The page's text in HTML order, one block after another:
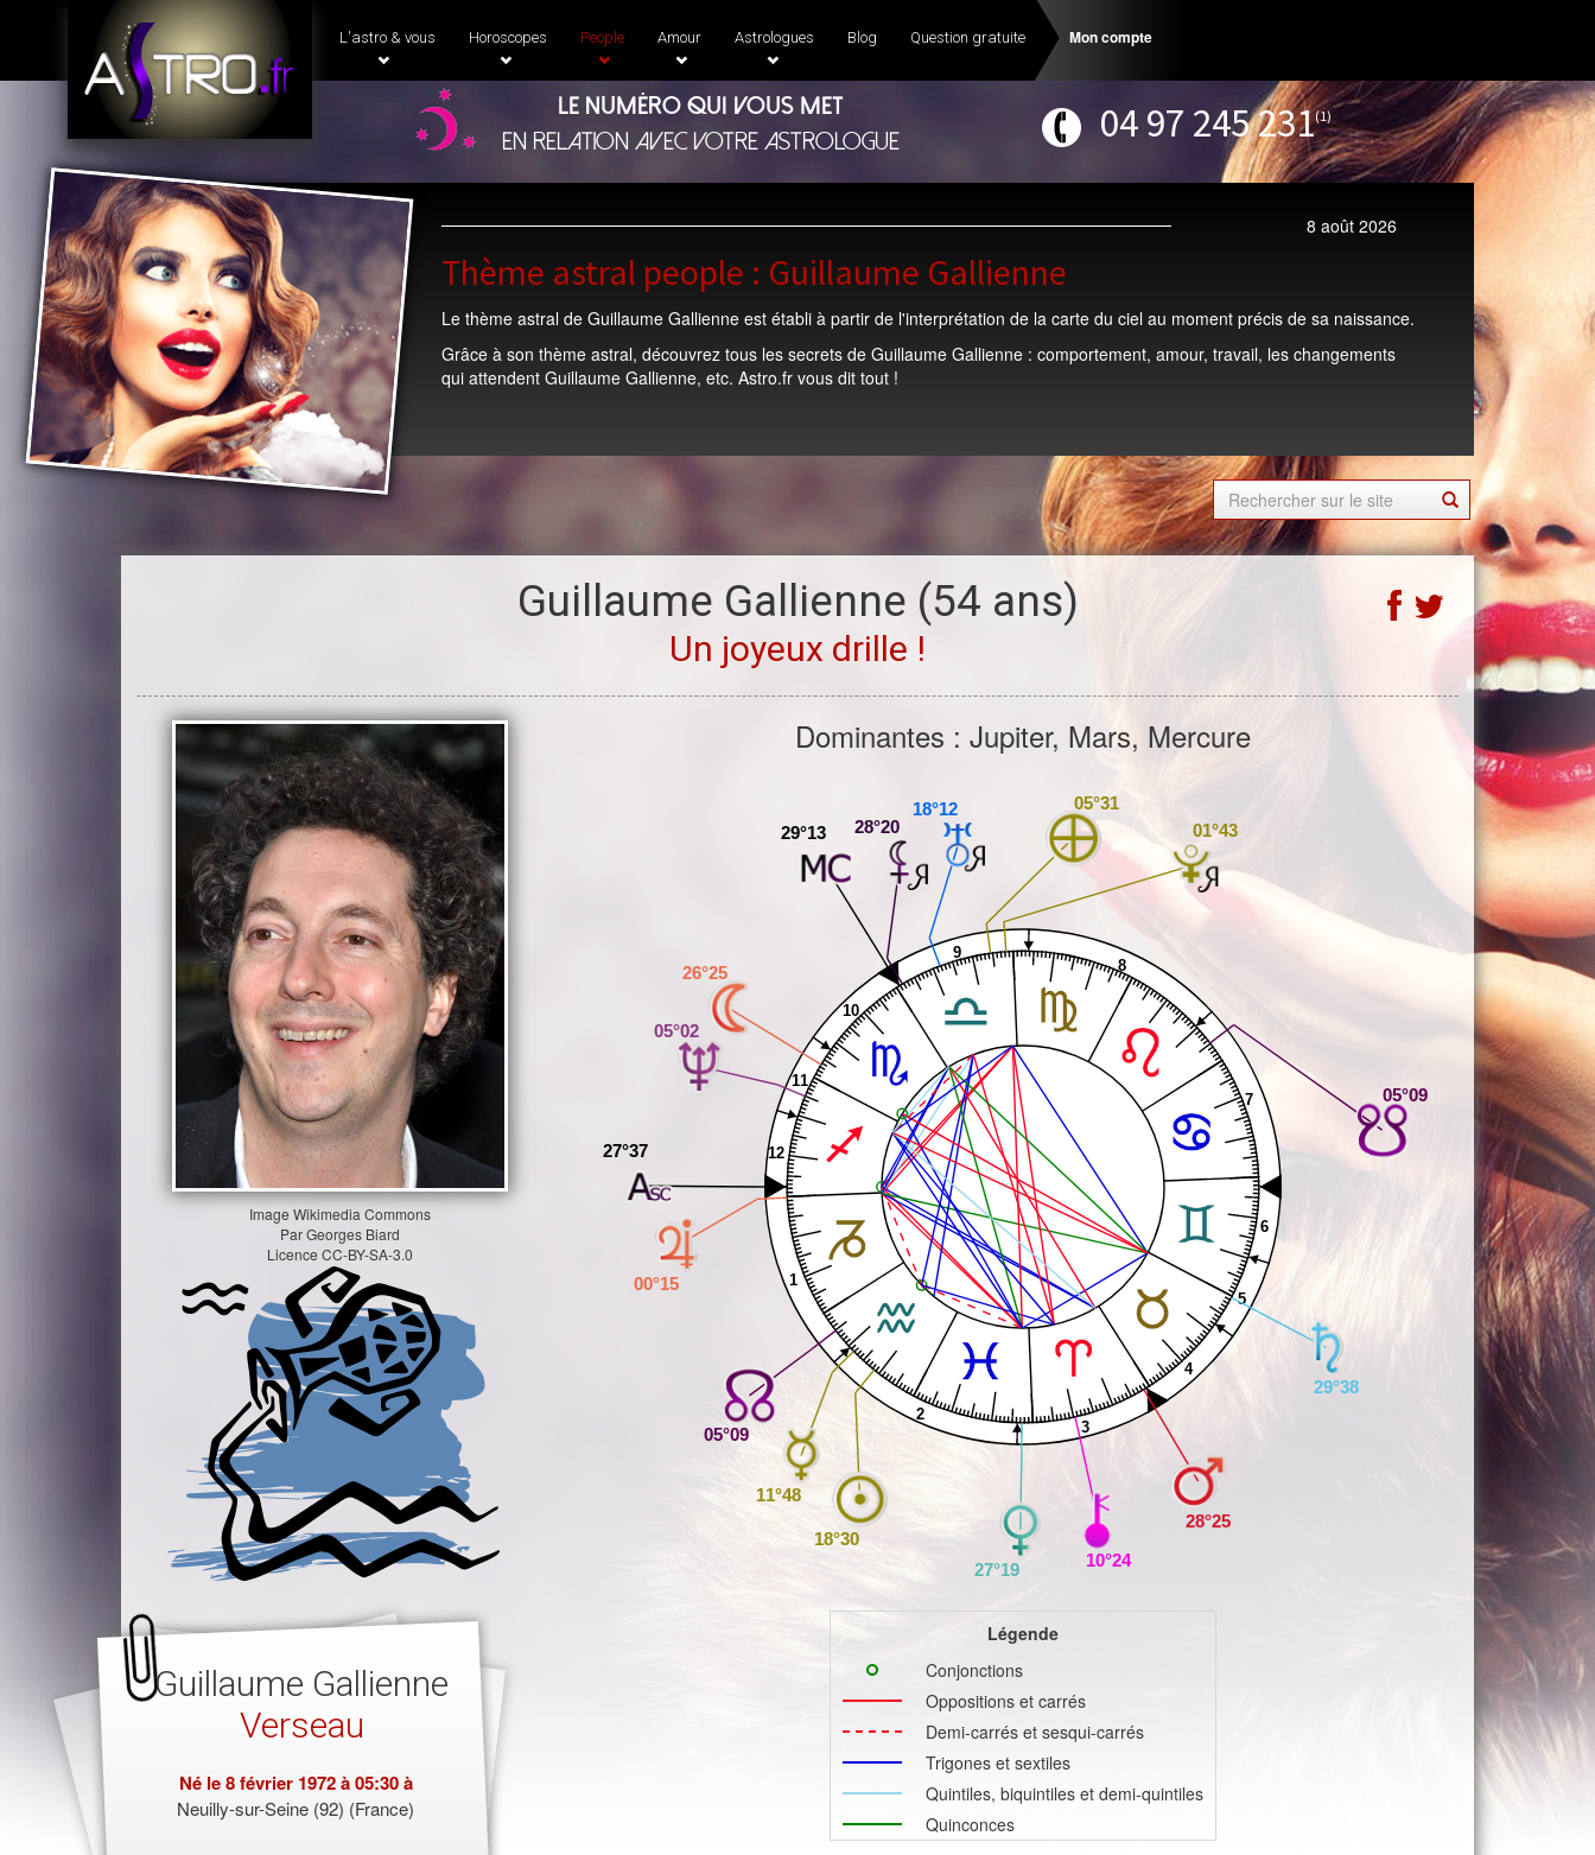
L'astro & vous Horoscopes People Amour Astrologues Blog Question gratuite Mon compte
Le numéro qui vous met
en relation avec votre astrologue
04 97 245 231(1)
8 août 2026
Thème astral people : Guillaume Gallienne
Le thème astral de Guillaume Gallienne est établi à partir de l'interprétation de la carte du ciel au moment précis de sa naissance.
Grâce à son thème astral, découvrez tous les secrets de Guillaume Gallienne : comportement, amour, travail, les changements
qui attendent Guillaume Gallienne, etc. Astro.fr vous dit tout !
Guillaume Gallienne (54 ans)
Un joyeux drille !
Image Wikimedia Commons
Par Georges Biard
Licence CC-BY-SA-3.0
Guillaume Gallienne
Verseau
Né le8 février 1972à 05:30 à
Neuilly-sur-Seine (92) (France)
Dominantes : Jupiter, Mars, Mercure
1
2
3
4
5
6
7
8
9
10
11
12
27°37
00°15
05°09
11°48
18°30
27°19
10°24
28°25
29°38
05°09
01°43
05°31
18°12
28°20
29°13
26°25
05°02
Légende
Conjonctions
Oppositions et carrés
Demi-carrés et sesqui-carrés
Trigones et sextiles
Quintiles, biquintiles et demi-quintiles
Quinconces